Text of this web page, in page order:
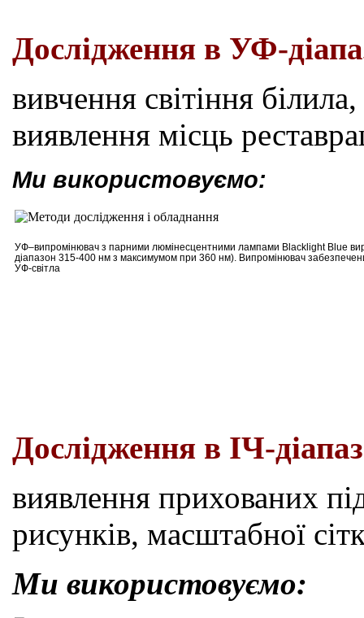
Дослідження в УФ-
вивчення світіння
виявлення місць
Ми використовуємо:
УФ–випромінювач з парними люмінесцентними лампами Blacklight Blue
діапазон 315-400 нм з максимумом при 360 нм). Випромінювач
УФ-світла
Дослідження в ІЧ-
виявлення прихованих
рисунків, масштабної
Ми використовуємо: